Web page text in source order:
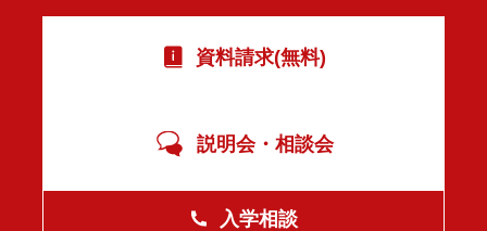
資料請求(無料)
説明会・相談会
入学相談